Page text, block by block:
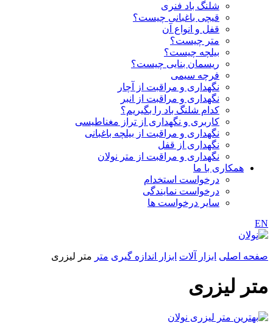
شلنگ باد فنری
قیچی باغبانی چیست؟
قفل و انواع آن
متر چیست؟
بیلچه چیست؟
ریسمان بنایی چیست؟
فرچه سیمی
نگهداری و مراقبت از آچار
نگهداری و مراقبت از انبر
کدام شلنگ باد را بگیریم؟
کاربری و نگهداری از تراز مغناطیسی
نگهداری و مراقبت از بیلچه باغبانی
نگهداری از قفل
نگهداری و مراقبت از متر نولان
همکاری با ما
درخواست استخدام
درخواست نمایندگی
سایر درخواست ها
EN
صفحه اصلی ابزار آلات ابزار اندازه گیری متر متر لیزری
متر لیزری